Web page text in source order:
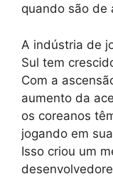
quando são de
A indústria de
Sul tem
Com a
aumento da
os coreanos
jogando em
Isso criou um